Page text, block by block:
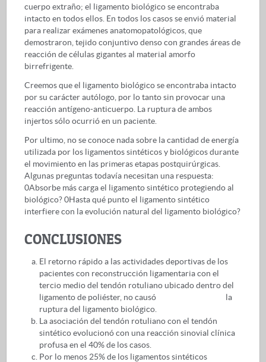
cuerpo extraño; el ligamento biológico se encontraba
intacto en todos ellos. En todos los casos se envió material
para realizar exámenes anatomopatológicos, que
demostraron, tejido conjuntivo denso con grandes áreas de
reacción de células gigantes al material amorfo
birrefrigente.
Creemos que el ligamento biológico se encontraba intacto
por su carácter autólogo, por lo tanto sin provocar una
reacción antígeno-anticuerpo. La ruptura de ambos
injertos sólo ocurrió en un paciente.
Por ultimo, no se conoce nada sobre la cantidad de energía
utilizada por los ligamentos sintéticos y biológicos durante
el movimiento en las primeras etapas postquirúrgicas.
Algunas preguntas todavía necesitan una respuesta:
0Absorbe más carga el ligamento sintético protegiendo al
biológico? 0Hasta qué punto el ligamento sintético
interfiere con la evolución natural del ligamento biológico?
CONCLUSIONES
El retorno rápido a las actividades deportivas de los
pacientes con reconstrucción ligamentaria con el
tercio medio del tendón rotuliano ubicado dentro del
ligamento de poliéster, no causó la
ruptura del ligamento biológico.
La asociación del tendón rotuliano con el tendón
sintético evolucionó con una reacción sinovial clínica
profusa en el 40% de los casos.
Por lo menos 25% de los ligamentos sintéticos